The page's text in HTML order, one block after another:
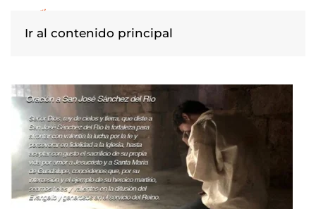
Ir al contenido principal